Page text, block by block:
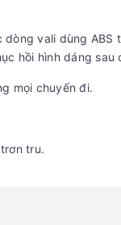
vali dùng
hồi hình dáng sau
mọi chuyến đi.
tru.